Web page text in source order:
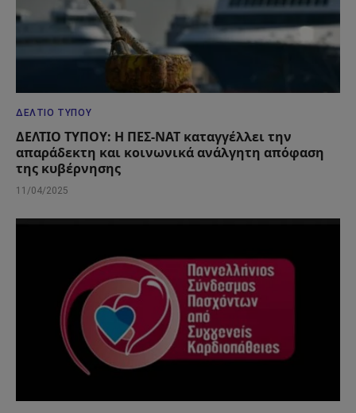
ΔΕΛΤΊΟ ΤΎΠΟΥ
ΔΕΛΤΙΟ ΤΥΠΟΥ: Η ΠΕΣ-ΝΑΤ καταγγέλλει την
απαράδεκτη και κοινωνικά ανάλγητη απόφαση
της κυβέρνησης
11/04/2025